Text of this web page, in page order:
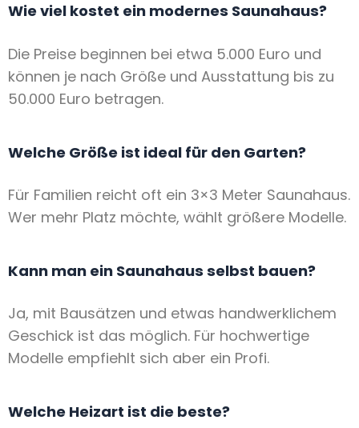
Wie viel kostet ein modernes Saunahaus?
Die Preise beginnen bei etwa 5.000 Euro und
können je nach Größe und Ausstattung bis zu
50.000 Euro betragen.
Welche Größe ist ideal für den Garten?
Für Familien reicht oft ein 3×3 Meter Saunahaus.
Wer mehr Platz möchte, wählt größere Modelle.
Kann man ein Saunahaus selbst bauen?
Ja, mit Bausätzen und etwas handwerklichem
Geschick ist das möglich. Für hochwertige
Modelle empfiehlt sich aber ein Profi.
Welche Heizart ist die beste?